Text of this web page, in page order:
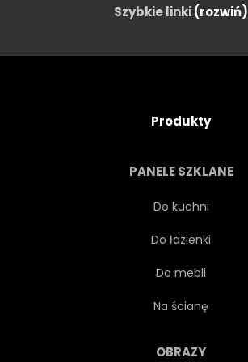
Szybkie linki(rozwiń)
Produkty
PANELE SZKLANE
Do kuchni
Do łazienki
Do mebli
Na ścianę
OBRAZY